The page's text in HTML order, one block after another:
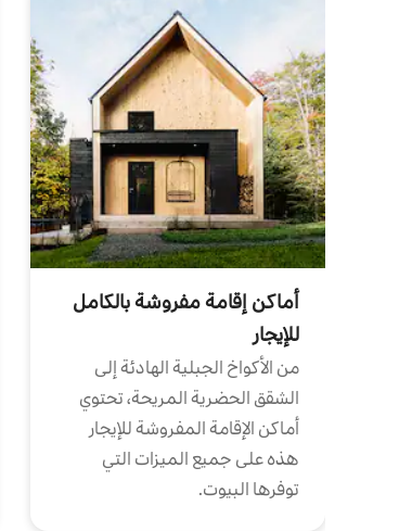
أماكن إقامة مفروشة بالكامل
للإيجار
من الأكواخ الجبلية الهادئة إلى
الشقق الحضرية المريحة، تحتوي
أماكن الإقامة المفروشة للإيجار
هذه على جميع الميزات التي
توفرها البيوت.